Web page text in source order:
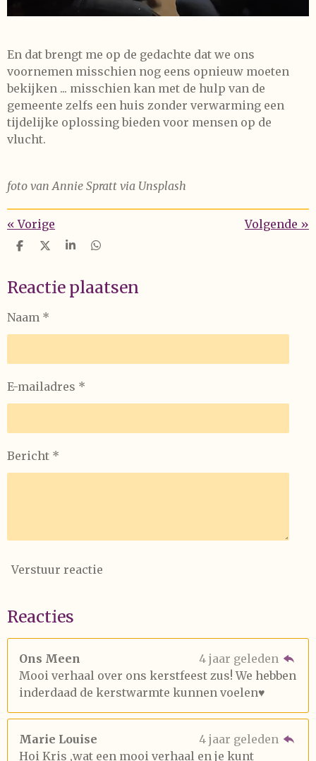
En dat brengt me op de gedachte dat we ons
voornemen misschien nog eens opnieuw moeten
bekijken ... misschien kan met de hulp van de
gemeente zelfs een huis zonder verwarming een
tijdelijke oplossing bieden voor mensen op de
vlucht.
foto van Annie Spratt via Unsplash
«Vorige Volgende »
D
e
n
D
l
S
r
e
D
e
n
Reactie plaatsen
Naam *
E-mailadres *
Bericht *
Verstuur reactie
Reacties
Ons Meen
4 jaar geleden
Mooi verhaal over ons kerstfeest zus! We hebben
inderdaad de kerstwarmte kunnen voelen♥️
Marie Louise
4 jaar geleden
Hoi Kris ,wat een mooi verhaal en je kunt